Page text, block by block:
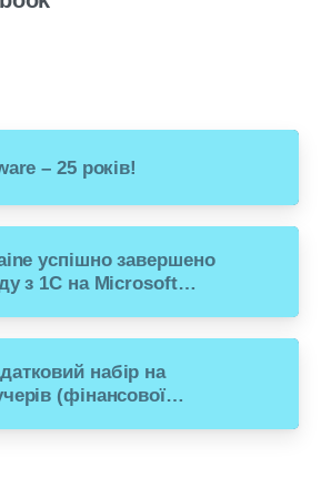
– 25 років!
успішно завершено
з 1С на Microsoft
набір на
(фінансової